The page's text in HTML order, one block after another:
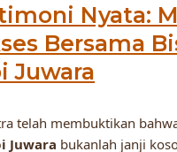
Nyata:
Bersama
Juwara
telah membuktikan
Juwara bukanlah janji